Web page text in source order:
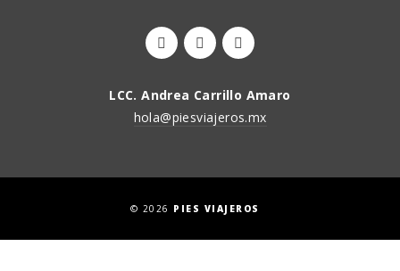
LCC. Andrea Carrillo Amaro
hola@piesviajeros.mx
© 2026 PIES VIAJEROS